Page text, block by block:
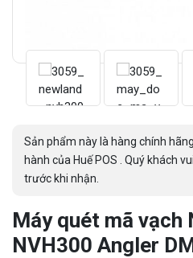
Sản phẩm này là hàng chính
hành của Huế POS . Quý khách
trước khi nhận.
Máy quét mã vạch
NVH300 Angler